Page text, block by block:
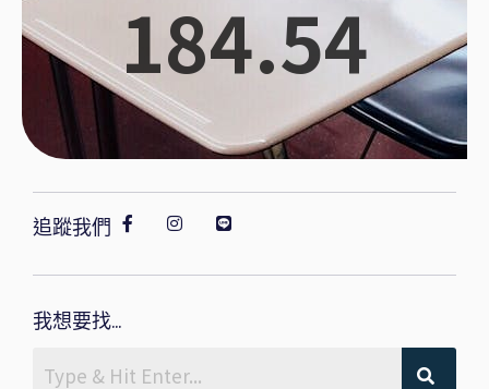
184.54
追蹤我們
我想要找...